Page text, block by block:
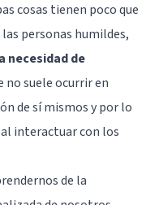
cosas tienen poco que
personas humildes,
necesidad de
no suele ocurrir en
de sí mismos y por lo
interactuar con los
de la